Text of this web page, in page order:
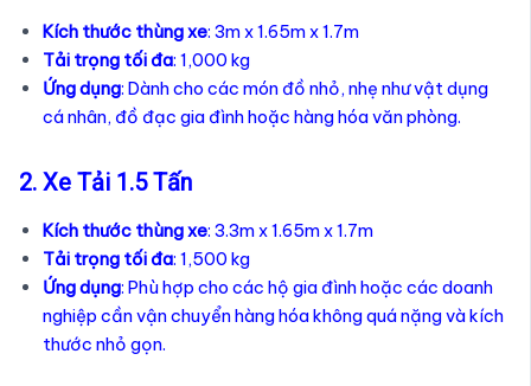
Kích thước thùng xe: 3m x 1.65m x 1.7m
Tải trọng tối đa: 1,000 kg
Ứng dụng: Dành cho các món đồ nhỏ, nhẹ như vật dụng
cá nhân, đồ đạc gia đình hoặc hàng hóa văn phòng.
2. Xe Tải 1.5 Tấn
Kích thước thùng xe: 3.3m x 1.65m x 1.7m
Tải trọng tối đa: 1,500 kg
Ứng dụng: Phù hợp cho các hộ gia đình hoặc các doanh
nghiệp cần vận chuyển hàng hóa không quá nặng và kích
thước nhỏ gọn.